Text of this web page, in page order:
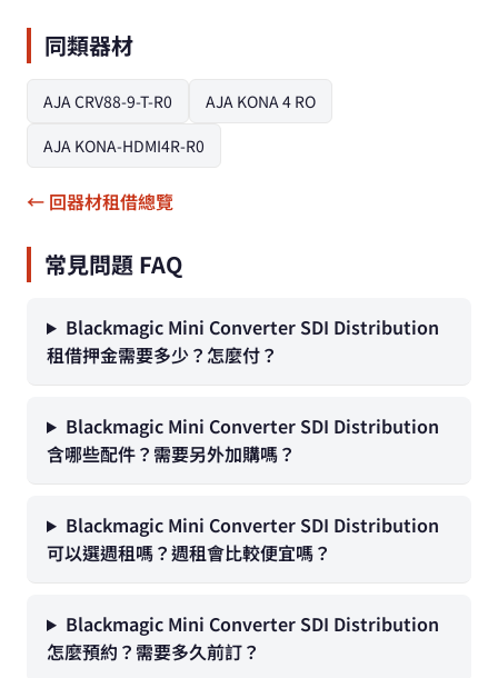
同類器材
AJA CRV88-9-T-R0
AJA KONA 4 RO
AJA KONA-HDMI4R-R0
← 回器材租借總覽
常見問題 FAQ
Blackmagic Mini Converter SDI Distribution
租借押金需要多少？怎麼付？
Blackmagic Mini Converter SDI Distribution
含哪些配件？需要另外加購嗎？
Blackmagic Mini Converter SDI Distribution
可以選週租嗎？週租會比較便宜嗎？
Blackmagic Mini Converter SDI Distribution
怎麼預約？需要多久前訂？